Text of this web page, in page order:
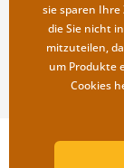
sie sparen Ihre
die Sie nicht
mitzuteilen,
um Produkte
Cookies